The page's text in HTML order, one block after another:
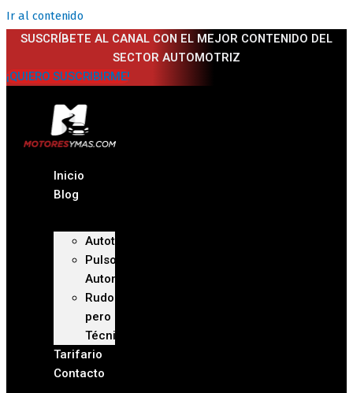
Ir al contenido
SUSCRÍBETE AL CANAL CON EL MEJOR CONTENIDO DEL
SECTOR AUTOMOTRIZ
¡QUIERO SUSCRIBIRME!
Inicio
Blog
Autoteca
Pulso
Automotriz
Rudo
pero
Técnico
Tarifario
Contacto